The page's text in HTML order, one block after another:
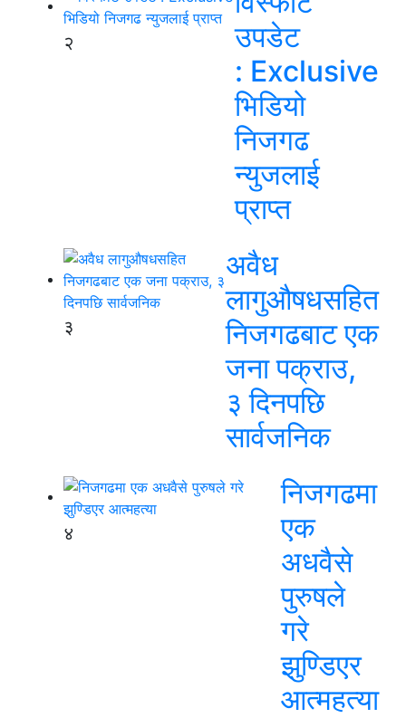
२
उपडेट
: Exclusive
भिडियो
निजगढ
न्युजलाई
प्राप्त
३
अवैध
लागुऔषधसहित
निजगढबाट एक
जना पक्राउ,
३ दिनपछि
सार्वजनिक
४
निजगढमा
एक
अधवैसे
पुरुषले
गरे
झुण्डिएर
आत्महत्या